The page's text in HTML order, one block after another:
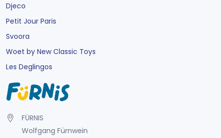
Djeco
Petit Jour Paris
Svoora
Woet by New Classic Toys
Les Deglingos
FÜRNIS
Wolfgang Fürnwein